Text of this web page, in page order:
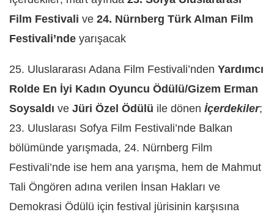
Film Festivali ve 24. Nürnberg Türk Alman Film
Festivali’nde yarışacak
25. Uluslararası Adana Film Festivali’nden Yardımcı
Rolde En İyi Kadın Oyuncu Ödülü/Gizem Erman
Soysaldı ve Jüri Özel Ödülü ile dönen İçerdekiler;
23. Uluslarası Sofya Film Festivali’nde Balkan
bölümünde yarışmada, 24. Nürnberg Film
Festivali’nde ise hem ana yarışma, hem de Mahmut
Tali Öngören adına verilen İnsan Hakları ve
Demokrasi Ödülü için festival jürisinin karşısına